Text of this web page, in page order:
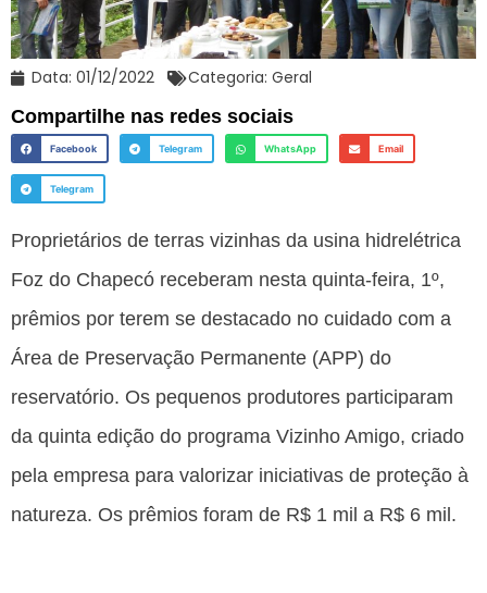
Data: 01/12/2022 Categoria: Geral
Compartilhe nas redes sociais
Facebook Telegram WhatsApp Email
Telegram
Proprietários de terras vizinhas da usina hidrelétrica
Foz do Chapecó receberam nesta quinta-feira, 1º,
prêmios por terem se destacado no cuidado com a
Área de Preservação Permanente (APP) do
reservatório. Os pequenos produtores participaram
da quinta edição do programa Vizinho Amigo, criado
pela empresa para valorizar iniciativas de proteção à
natureza. Os prêmios foram de R$ 1 mil a R$ 6 mil.